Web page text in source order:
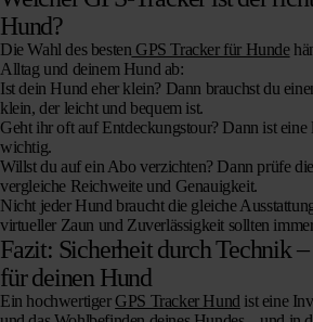
Hund?
Die Wahl des besten GPS Tracker für Hunde
Alltag und deinem Hund ab:
Ist dein Hund eher klein? Dann brauchst du
klein, der leicht und bequem ist.
Geht ihr oft auf Entdeckungstour? Dann ist
wichtig.
Willst du auf ein Abo verzichten? Dann prüfe
vergleiche Reichweite und Genauigkeit.
Nicht jeder Hund braucht die gleiche
virtueller Zaun und Zuverlässigkeit sollten
Fazit: Sicherheit durch Technik
für deinen Hund
Ein hochwertiger GPS Tracker Hund ist eine